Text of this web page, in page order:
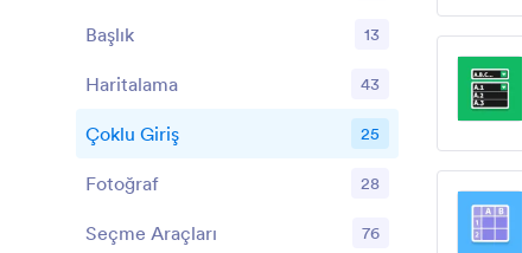
Başlık 13
Haritalama 43
Çoklu Giriş 25
Fotoğraf 28
Seçme Araçları 76